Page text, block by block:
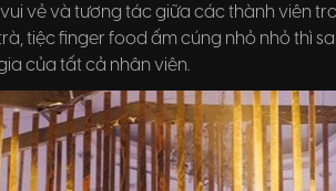
vẻ và tương tác giữa các thành viên
tiệc finger food ấm cúng nhỏ nhỏ thì
của tất cả nhân viên.